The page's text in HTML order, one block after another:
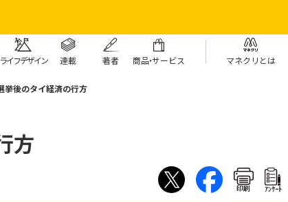
ライフデザイン 連載 著者 商品・サービス マネクリとは
挙後のタイ経済の行方
方
印刷 ｱﾝｹｰﾄ